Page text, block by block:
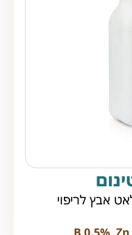
אבץ לריפוי